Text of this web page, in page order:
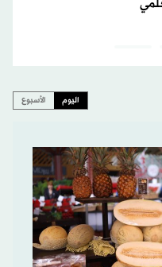
اليوم الأسبوع